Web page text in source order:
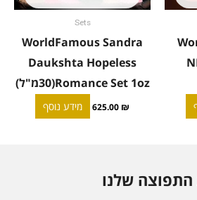
Sets
WorldFamous Sandra
Daukshta Hopeless
Romance Set 1oz(30מ"ל)
625.00 ₪ מידע נוסף
שלנו